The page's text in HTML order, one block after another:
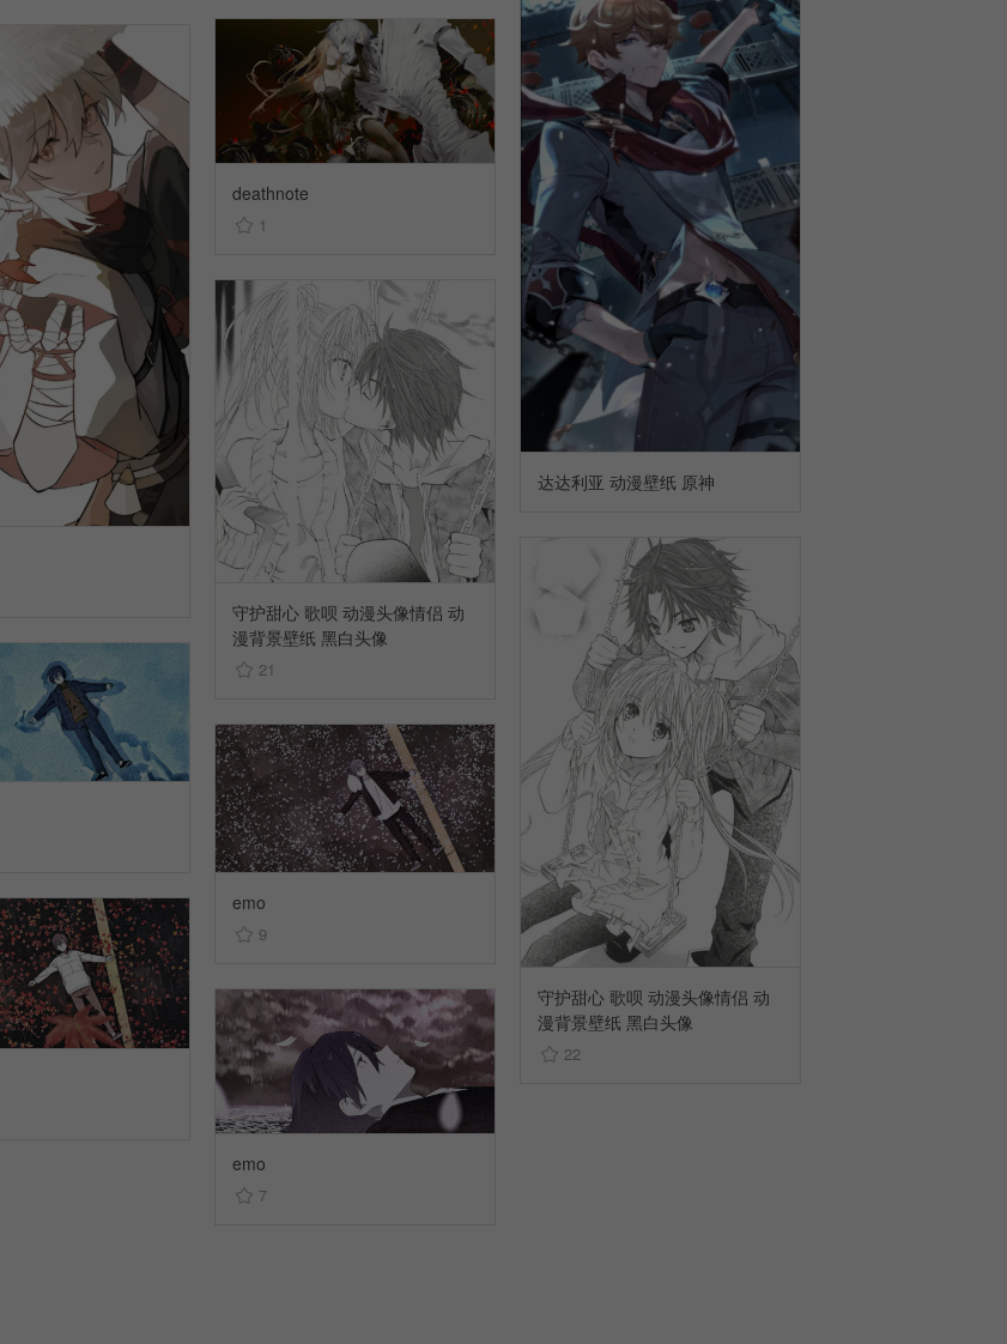
达达利亚 动漫壁纸 原神
deathnote
1
守护甜心 歌呗 动漫头像情侣 动
漫背景壁纸 黑白头像
21
守护甜心 歌呗 动漫头像情侣 动
漫背景壁纸 黑白头像
22
emo
9
emo
7